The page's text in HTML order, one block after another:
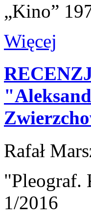
„Kino”
Więcej
Rafał
"Pleograf.
1/2016